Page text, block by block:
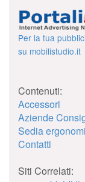
Per la tua
su mobilistudio.it
Contenuti:
Accessori
Aziende
Sedia
Contatti
Siti Correlati: